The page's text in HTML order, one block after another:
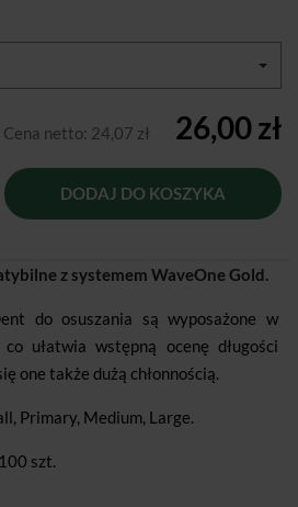
Cena netto: 24,07 zł 26,00 zł
DODAJ DO KOSZYKA
z systemem WaveOne Gold.
do osuszania są wyposażone w
ułatwia wstępną ocenę długości
one także dużą chłonnością.
Primary, Medium, Large.
100 szt.